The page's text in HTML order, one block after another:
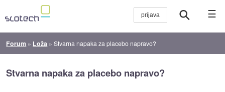
☰
Forum » Loža »Stvarna napaka za placebo napravo?
Stvarna napaka za placebo napravo?